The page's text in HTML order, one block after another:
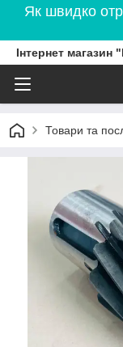
Як швидко
Інтернет магазин
Товари та